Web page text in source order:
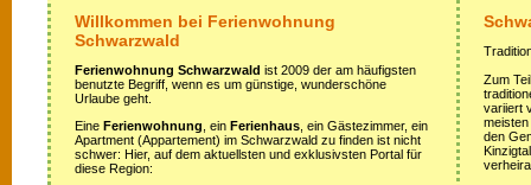
Willkommen bei Ferienwohnung
Schwarzwald
Ferienwohnung Schwarzwald ist 2009 der am häufigsten
benutzte Begriff, wenn es um günstige, wunderschöne
Urlaube geht.
Eine Ferienwohnung , ein Ferienhaus , ein Gästezimmer, ein
Apartment (Appartement) im Schwarzwald zu finden ist nicht
schwer: Hier, auf dem aktuellsten und exklusivsten Portal für
diese Region:
Zum
variiert
den